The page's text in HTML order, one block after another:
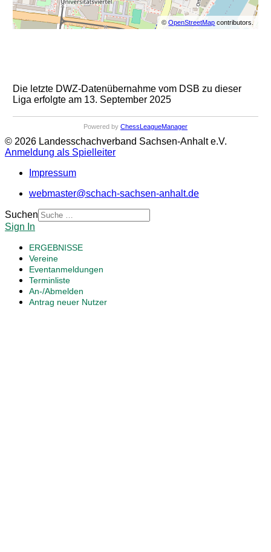
©OpenStreetMap contributors.
Die letzte DWZ-Datenübernahme vom DSB zu dieser
Liga erfolgte am 13. September 2025
Powered by ChessLeagueManager
© 2026 Landesschachverband Sachsen-Anhalt e.V.
Anmeldung als Spielleiter
Impressum
webmaster@schach-sachsen-anhalt.de
Suchen
Sign In
ERGEBNISSE
Vereine
Eventanmeldungen
Terminliste
An-/Abmelden
Antrag neuer Nutzer